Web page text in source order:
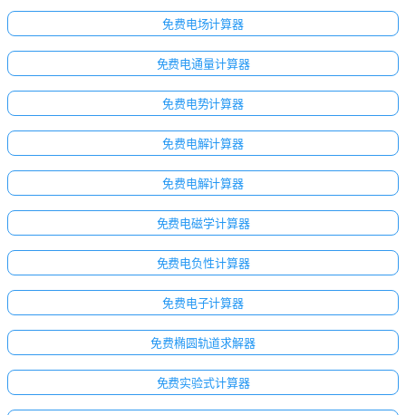
点击
免费电场计算器
免费电通量计算器
免费电势计算器
免费电解计算器
免费电解计算器
免费电磁学计算器
免费电负性计算器
免费电子计算器
免费椭圆轨道求解器
免费实验式计算器